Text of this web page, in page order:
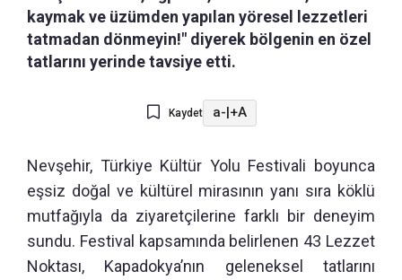
kaymak ve üzümden yapılan yöresel lezzetleri
tatmadan dönmeyin!" diyerek bölgenin en özel
tatlarını yerinde tavsiye etti.
Kaydet a-|+A
Nevşehir, Türkiye Kültür Yolu Festivali boyunca
eşsiz doğal ve kültürel mirasının yanı sıra köklü
mutfağıyla da ziyaretçilerine farklı bir deneyim
sundu. Festival kapsamında belirlenen 43 Lezzet
Noktası, Kapadokya’nın geleneksel tatlarını